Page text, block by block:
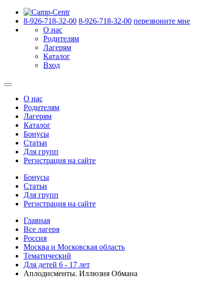
8-926-718-32-00 8-926-718-32-00 перезвоните мне
О нас
Родителям
Лагерям
Каталог
Вход
О нас
Родителям
Лагерям
Каталог
Бонусы
Статьи
Для групп
Регистрация на сайте
Бонусы
Статьи
Для групп
Регистрация на сайте
Главная
Все лагеря
Россия
Москва и Московская область
Тематический
Для детей 6 - 17 лет
Аплодисменты. Иллюзия Обмана